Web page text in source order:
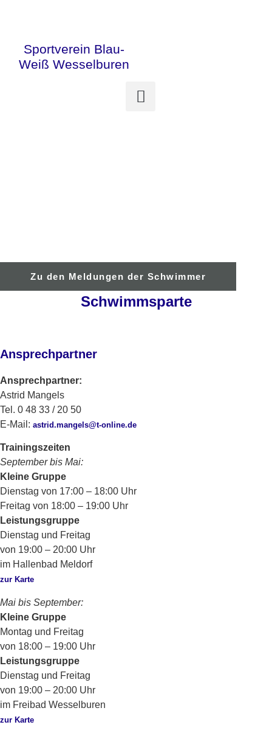
Sportverein Blau-
Weiß Wesselburen
Zu den Meldungen der Schwimmer
Schwimmsparte
Ansprechpartner
Ansprechpartner:
Astrid Mangels
Tel. 0 48 33 / 20 50
E-Mail: astrid.mangels@t-online.de
Trainingszeiten
September bis Mai:
Kleine Gruppe
Dienstag von 17:00 – 18:00 Uhr
Freitag von 18:00 – 19:00 Uhr
Leistungsgruppe
Dienstag und Freitag
von 19:00 – 20:00 Uhr
im Hallenbad Meldorf
zur Karte
Mai bis September:
Kleine Gruppe
Montag und Freitag
von 18:00 – 19:00 Uhr
Leistungsgruppe
Dienstag und Freitag
von 19:00 – 20:00 Uhr
im Freibad Wesselburen
zur Karte